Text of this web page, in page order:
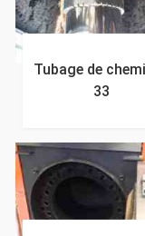
Tubage de
33